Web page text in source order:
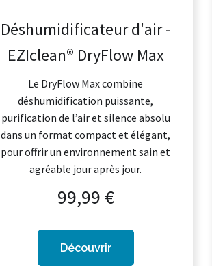
Déshumidificateur d'air -
EZIclean® DryFlow Max
Le DryFlow Max combine
déshumidification puissante,
purification de l’air et silence absolu
dans un format compact et élégant,
pour offrir un environnement sain et
agréable jour après jour.
99,99 €
Découvrir